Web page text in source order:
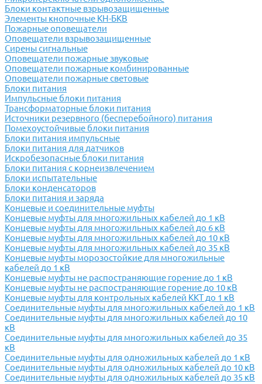
Блоки контактные взрывозащищенные
Элементы кнопочные КН-БКВ
Пожарные оповещатели
Оповещатели взрывозащищенные
Сирены сигнальные
Оповещатели пожарные звуковые
Оповещатели пожарные комбинированные
Оповещатели пожарные световые
Блоки питания
Импульсные блоки питания
Трансформаторные блоки питания
Источники резервного (бесперебойного) питания
Помехоустойчивые блоки питания
Блоки питания импульсные
Блоки питания для датчиков
Искробезопасные блоки питания
Блоки питания с корнеизвлечением
Блоки испытательные
Блоки конденсаторов
Блоки питания и заряда
Концевые и соединительные муфты
Концевые муфты для многожильных кабелей до 1 кВ
Концевые муфты для многожильных кабелей до 6 кВ
Концевые муфты для многожильных кабелей до 10 кВ
Концевые муфты для многожильных кабелей до 35 кВ
Концевые муфты морозостойкие для многожильные
кабелей до 1 кВ
Концевые муфты не распостраняющие горение до 1 кВ
Концевые муфты не распостраняющие горение до 10 кВ
Концевые муфты для контрольных кабелей ККТ до 1 кВ
Соединительные муфты для многожильных кабелей до 1 кВ
Соединительные муфты для многожильных кабелей до 10
кВ
Соединительные муфты для многожильных кабелей до 35
кВ
Соединительные муфты для одножильных кабелей до 1 кВ
Соединительные муфты для одножильных кабелей до 10 кВ
Соединительные муфты для одножильных кабелей до 35 кВ